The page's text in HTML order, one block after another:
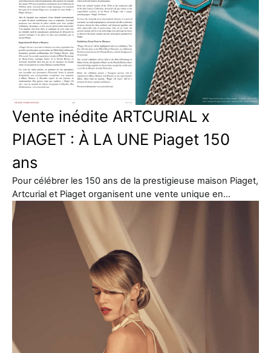
Vente inédite ARTCURIAL x
PIAGET : À LA UNE Piaget 150
ans
Pour célébrer les 150 ans de la prestigieuse maison Piaget,
Artcurial et Piaget organisent une vente unique en…